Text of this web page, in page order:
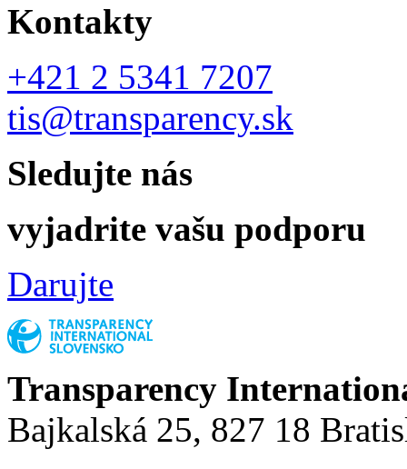
Kontakty
+421 2 5341 7207
tis@transparency.sk
Sledujte nás
vyjadrite vašu podporu
Darujte
Transparency
Bajkalská 25, 827 18